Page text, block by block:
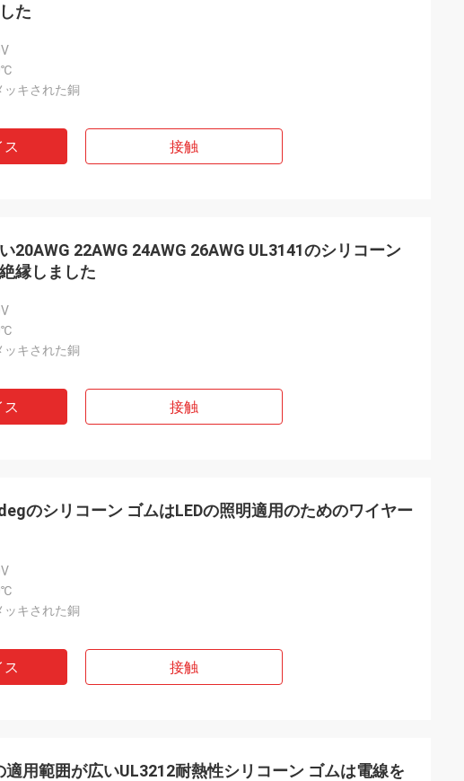
ディの紛砕機
よい会社、人々です非常に
た
ッキされた銅
ス 接触
20AWG 22AWG 24AWG 26AWG UL3141のシリコーン
縁しました
ッキされた銅
ス 接触
のシリコーン ゴムはLEDの照明適用のためのワイヤー
ッキされた銅
ス 接触
適用範囲が広いUL3212耐熱性シリコーン ゴムは電線を